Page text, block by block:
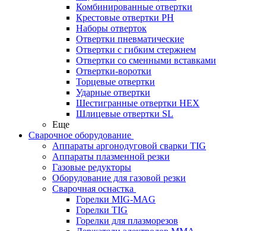
Комбинированные отвертки
Крестовые отвертки PH
Наборы отверток
Отвертки пневматические
Отвертки с гибким стержнем
Отвертки со сменными вставками
Отвертки-воротки
Торцевые отвертки
Ударные отвертки
Шестигранные отвертки HEX
Шлицевые отвертки SL
Еще
Сварочное оборудование
Аппараты аргонодуговой сварки TIG
Аппараты плазменной резки
Газовые редукторы
Оборудование для газовой резки
Сварочная оснастка
Горелки MIG-MAG
Горелки TIG
Горелки для плазморезов